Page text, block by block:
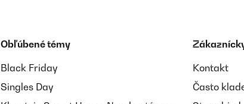
Obľúbené témy
Black Friday
Singles Day
Kontakt
Často